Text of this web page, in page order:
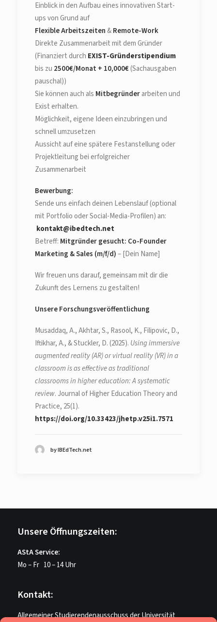
Einblick in den Aufbau eines innovativen Start-
ups von Grund auf
Flexible Arbeitszeiten&Remote-Work
Direkte Zusammenarbeit mit dem Gründer
(Finanziert durch EXIST-Gründerstipendium
bis zu 2500€/Monat + 10,000€(Sachausgaben
pauschal))
Sie können auch als Mitbegründerarbeiten und
Exist erhalten.
Möglichkeit, eigene Ideen einzubringen und
schnell umzusetzen
Aussicht auf eine spätere Festanstellung oder
Projektleitung bei erfolgreicher
Zusammenarbeit
Bewerbung:
Sende uns einfach deinen Lebenslauf (optional
mit Portfolio oder Social-Media-Profilen) an:
kontakt@ibedtech.net
Betreff: Mitgründer gesucht: Co-Founder
Marketing & Sales (m/f/d)– [Dein Name]
Wir freuen uns darauf, gemeinsam mit dir die
Zukunft des Lernens zu gestalten!
Unsere Forschungsveröffentlichung
Musaddaq, A., Akhtar, S., Rasool, K., Filipovic, D.,
Iftikhar, A., & Stuckler, D. (2025). Using immersive
augmented reality (AR) or virtual reality (VR) in a
classroom is as effective as traditional
classrooms in higher education: A systematic
review. Journal of Higher Education Theory and
Practice, 25(1).
https://doi.org/10.33423/jhetp.v25i1.7571
by IBEdTech.net
Unsere Öffnungszeiten:
AStA Service:
Mo – Fr 10 – 14 Uhr
Kontakt:
Allgemeiner Studierendenausschuss der Universität